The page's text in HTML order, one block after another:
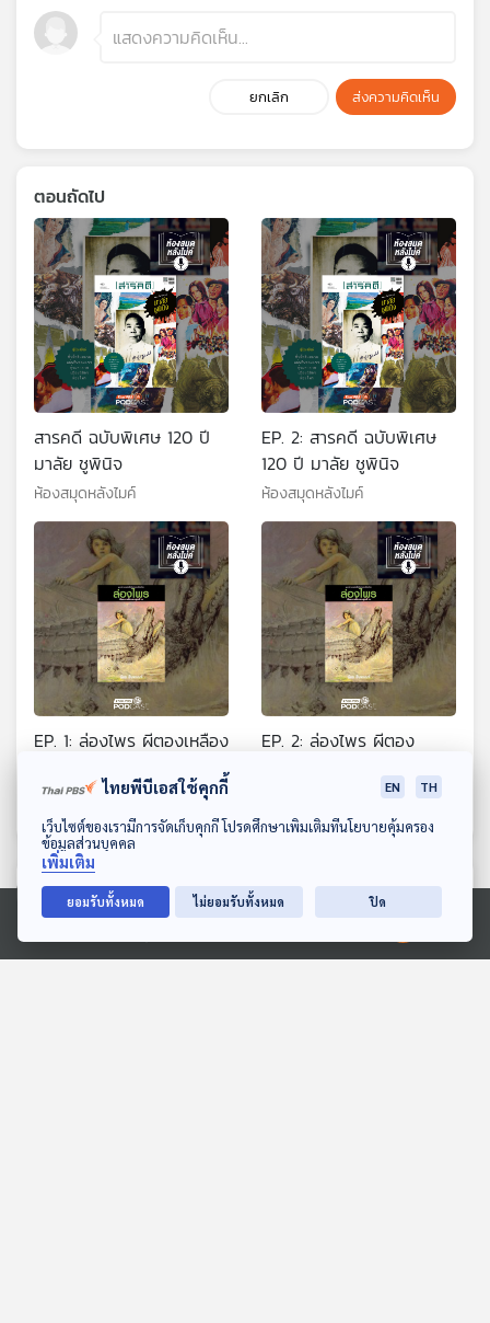
ดาวน์โหลด Thai PBS Podcast Application
Ⓒ 2020 องค์การกระจายเสียงและแพร่ภาพสาธารณะแห่งประเทศไทย
ยกเลิก ส่งความคิดเห็น
ตอนถัดไป
สารคดี ฉบับพิเศษ 120 ปี
มาลัย ชูพินิจ
ห้องสมุดหลังไมค์
EP. 2: สารคดี ฉบับพิเศษ
120 ปี มาลัย ชูพินิจ
ห้องสมุดหลังไมค์
EP. 1: ล่องไพร ผีตองเหลือง
ห้องสมุดหลังไมค์
EP. 2: ล่องไพร ผีตอง
ตอนที่เกี่ยวข้อง
ไทยพีบีเอสใช้คุกกี้ EN TH
เว็บไซต์ของเรามีการจัดเก็บคุกกี้ โปรดศึกษาเพิ่มเติมที่นโยบายคุ้มครอง
ข้อมูลส่วนบุคคล
เพิ่มเติม
ยอมรับทั้งหมด ไม่ยอมรับทั้งหมด ปิด